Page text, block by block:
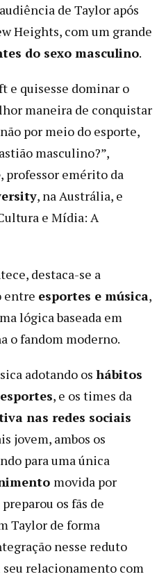
de Taylor após
Heights, com um grande
do sexo masculino.
e quisesse dominar o
maneira de conquistar
por meio do esporte,
masculino?”,
, professor emérito da
, na Austrália, e
e Mídia: A
destaca-se a
entre esportes e música,
lógica baseada em
o fandom moderno.
adotando os hábitos
, e os times da
nas redes sociais
jovem, ambos os
para uma única
movida por
os fãs de
Taylor de forma
nesse reduto
relacionamento com